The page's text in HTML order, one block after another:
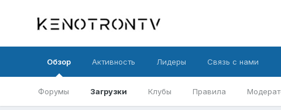
Обзор
Форумы Загрузки Клубы Правила
Активность Лидеры Связь с нами